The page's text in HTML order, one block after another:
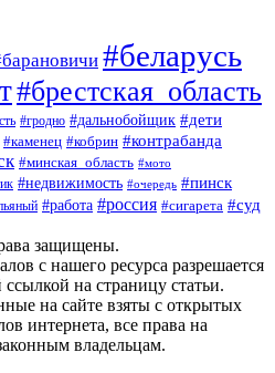
#беларусь
#брестская_область
#гродно #дальнобойщик #дети
#каменец #кобрин #контрабанда
#минская_область #мото
#недвижимость #очередь #пинск
#работа #россия #сигарета #суд
защищены.
с нашего ресурса разрешается
на страницу статьи.
на сайте взяты с открытых
интернета, все права на
владельцам.